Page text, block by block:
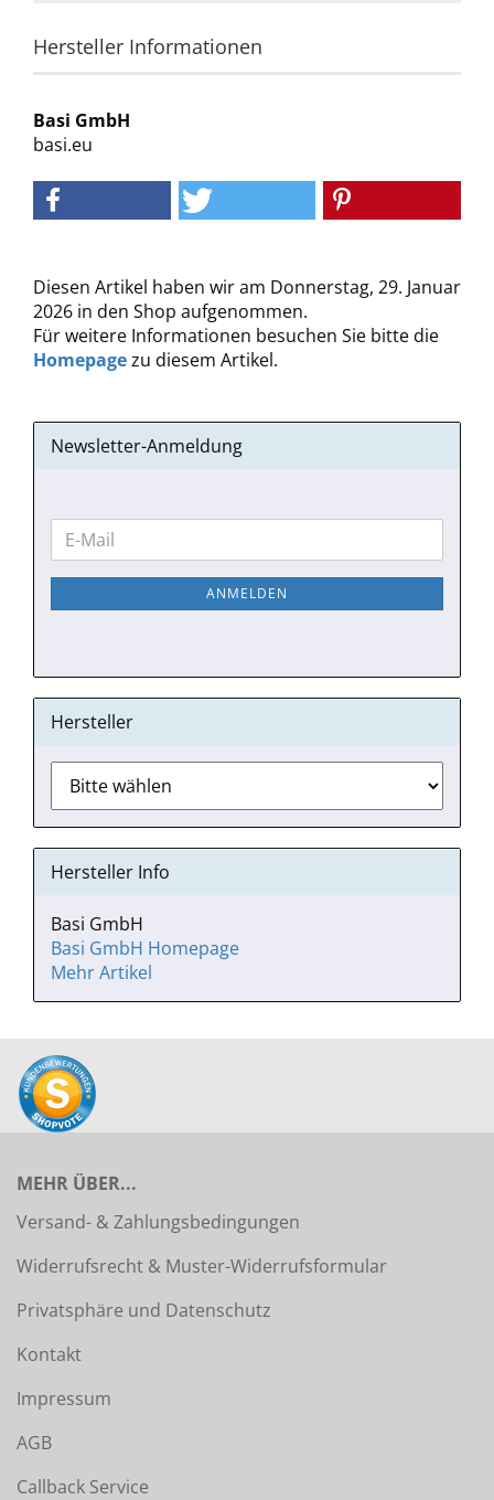
Hersteller Informationen
Basi GmbH
basi.eu
Diesen Artikel haben wir am Donnerstag, 29. Januar
2026 in den Shop aufgenommen.
Für weitere Informationen besuchen Sie bitte die
Homepagezu diesem Artikel.
Newsletter-Anmeldung
WEITER
ZUR
NEWSLETTER-
E-
Mail
ANMELDEN
Hersteller
Hersteller Info
Basi GmbH
Basi GmbH Homepage
Mehr Artikel
MEHR ÜBER...
Versand- & Zahlungsbedingungen
Widerrufsrecht & Muster-Widerrufsformular
Privatsphäre und Datenschutz
Kontakt
Impressum
AGB
Callback Service